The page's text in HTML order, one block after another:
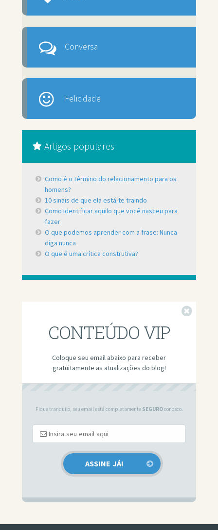
Conversa
Felicidade
Artigos populares
Como é o término do relacionamento para os
homens?
10 sinais de que ela está-te traindo
Como identificar aquilo que você nasceu para
fazer
O que podemos aprender com a frase: Nunca
diga nunca
O que é uma crítica construtiva?
CONTEÚDO VIP
Coloque seu email abaixo para receber
gratuitamente as atualizações do blog!
Fique tranquilo, seu email está completamente SEGUROconosco.